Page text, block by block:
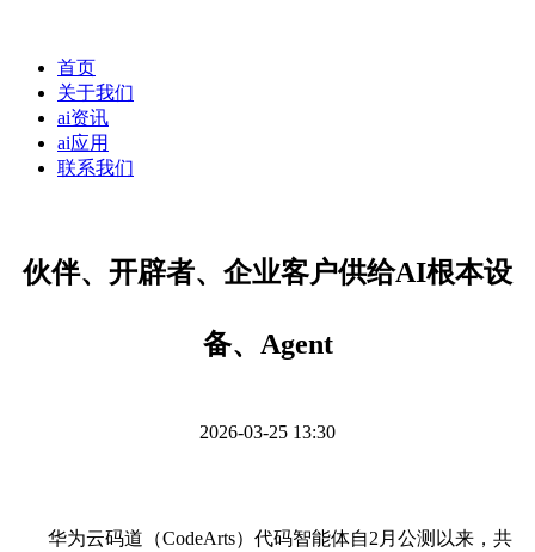
首页
关于我们
ai资讯
ai应用
联系我们
伙伴、开辟者、企业客户供给AI根本设
备、Agent
2026-03-25 13:30
华为云码道（CodeArts）代码智能体自2月公测以来，共